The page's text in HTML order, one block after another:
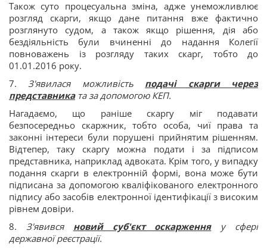
Також суто процесуальна зміна, адже унеможливлює
розгляд скарги, якщо дане питання вже фактично
розглянуто судом, а також якщо рішення, дія або
бездіяльність були вчиненні до надання Колегії
повноважень із розгляду таких скарг, тобто до
01.01.2016 року.
7. З'явилася можливість подачі скарги через
представниката за допомогою КЕП.
Нагадаємо, що раніше скаргу міг подавати
безпосередньо скаржник, тобто особа, чиї права та
законні інтереси були порушені прийнятим рішенням.
Відтепер, таку скаргу можна подати і за підписом
представника, наприклад адвоката. Крім того, у випадку
подання скарги в електронній формі, вона може бути
підписана за допомогою кваліфікованого електронного
підпису або засобів електронної ідентифікації з високим
рівнем довіри.
8. З'явився новий суб'єкт оскарженняу сфері
державної реєстрації.